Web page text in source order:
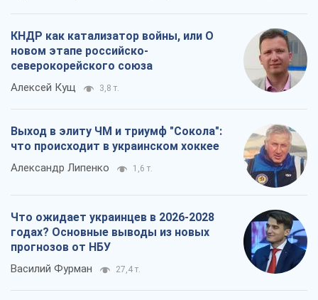
КНДР как катализатор войны, или О
новом этапе российско-
северокорейского союза
Алексей Кущ 3,8 т.
Выход в элиту ЧМ и триумф "Сокола":
что происходит в украинском хоккее
Александр Липенко 1,6 т.
Что ожидает украинцев в 2026-2028
годах? Основные выводы из новых
прогнозов от НБУ
Василий Фурман 27,4 т.